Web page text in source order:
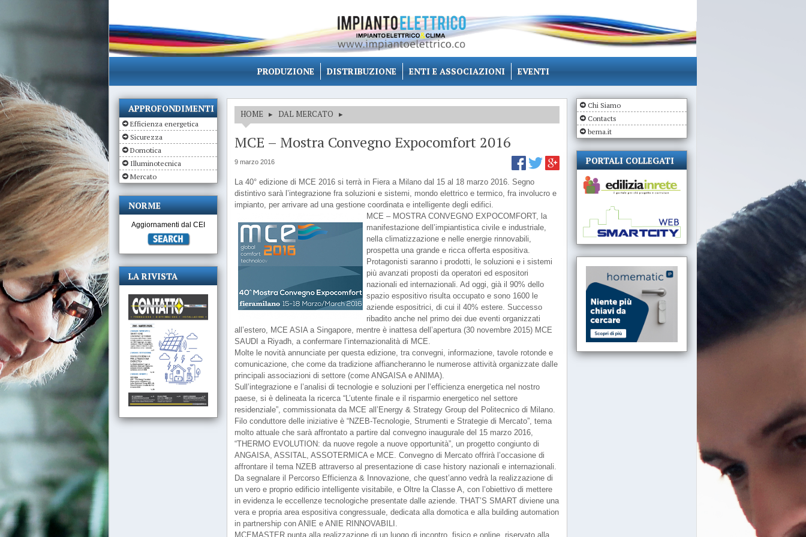
PRODUZIONE DISTRIBUZIONE ENTI E ASSOCIAZIONI EVENTI
HOME ▸ DAL MERCATO ▸
MCE – Mostra Convegno Expocomfort 2016
9 marzo 2016
La 40° edizione di MCE 2016 si terrà in Fiera a Milano dal 15 al 18 marzo 2016. Segno
distintivo sarà l’integrazione fra soluzioni e sistemi, mondo elettrico e termico, fra involucro e
impianto, per arrivare ad una gestione coordinata e intelligente degli edifici.
MCE – MOSTRA CONVEGNO EXPOCOMFORT, la
manifestazione dell’impiantistica civile e industriale,
nella climatizzazione e nelle energie rinnovabili,
prospetta una grande e ricca offerta espositiva.
Protagonisti saranno i prodotti, le soluzioni e i sistemi
più avanzati proposti da operatori ed espositori
nazionali ed internazionali. Ad oggi, già il 90% dello
spazio espositivo risulta occupato e sono 1600 le
aziende espositrici, di cui il 40% estere. Successo
ribadito anche nel primo dei due eventi organizzati
all’estero, MCE ASIA a Singapore, mentre è inattesa dell’apertura (30 novembre 2015) MCE
SAUDI a Riyadh, a confermare l’internazionalità di MCE.
Molte le novità annunciate per questa edizione, tra convegni, informazione, tavole rotonde e
comunicazione, che come da tradizione affiancheranno le numerose attività organizzate dalle
principali associazioni di settore (come ANGAISA e ANIMA).
Sull’integrazione e l’analisi di tecnologie e soluzioni per l’efficienza energetica nel nostro
paese, si è delineata la ricerca “L’utente finale e il risparmio energetico nel settore
residenziale”, commissionata da MCE all’Energy & Strategy Group del Politecnico di Milano.
Filo conduttore delle iniziative è “NZEB-Tecnologie, Strumenti e Strategie di Mercato”, tema
molto attuale che sarà affrontato a partire dal convegno inaugurale del 15 marzo 2016,
“THERMO EVOLUTION: da nuove regole a nuove opportunità”, un progetto congiunto di
ANGAISA, ASSITAL, ASSOTERMICA e MCE. Convegno di Mercato offrirà l’occasione di
affrontare il tema NZEB attraverso al presentazione di case history nazionali e internazionali.
Da segnalare il Percorso Efficienza & Innovazione, che quest’anno vedrà la realizzazione di
un vero e proprio edificio intelligente visitabile, e Oltre la Classe A, con l’obiettivo di mettere
in evidenza le eccellenze tecnologiche presentate dalle aziende. THAT’S SMART diviene una
vera e propria area espositiva congressuale, dedicata alla domotica e alla building automation
in partnership con ANIE e ANIE RINNOVABILI.
MCEMASTER punta alla realizzazione di un luogo di incontro, fisico e online, riservato alla
APPROFONDIMENTI
Efficienza energetica
Sicurezza
Domotica
Illuminotecnica
Mercato
NORME
Aggiornamenti dal CEI
LA RIVISTA
Chi Siamo
Contacts
bema.it
PORTALI COLLEGATI